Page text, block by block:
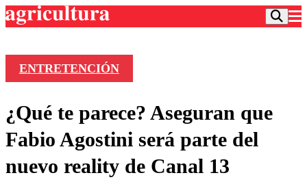
Frecuencias
Agricultura TV
Deportes
Colo Colo
Entretención
ENTRETENCIÓN
¿Qué te parece? Aseguran que
Fabio Agostini será parte del
nuevo reality de Canal 13